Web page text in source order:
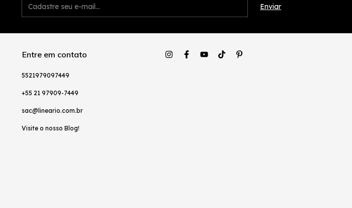
Entre em contato
5521979097449
+55 21 97909-7449
sac@lineario.com.br
Visite o nosso Blog!